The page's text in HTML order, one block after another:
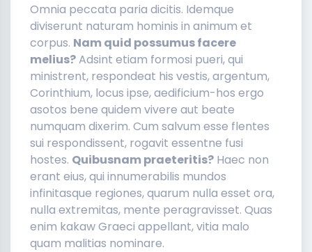
Omnia peccata paria dicitis. Idemque
diviserunt naturam hominis in animum et
corpus. Nam quid possumus facere
melius?Adsint etiam formosi pueri, qui
ministrent, respondeat his vestis, argentum,
Corinthium, locus ipse, aedificium-hos ergo
asotos bene quidem vivere aut beate
numquam dixerim. Cum salvum esse flentes
sui respondissent, rogavit essentne fusi
hostes. Quibusnam praeteritis? Haec non
erant eius, qui innumerabilis mundos
infinitasque regiones, quarum nulla esset ora,
nulla extremitas, mente peragravisset. Quas
enim kakaw Graeci appellant, vitia malo
quam malitias nominare.